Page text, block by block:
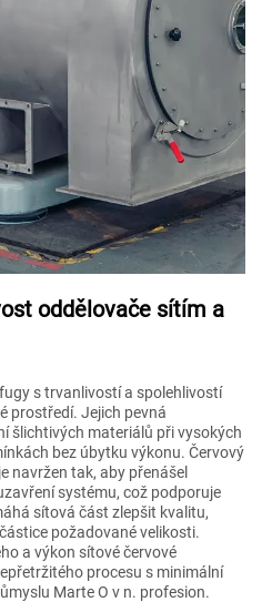
oddělovače sítím a
s trvanlivostí a spolehlivostí
prostředí. Jejich pevná
šlichtivých materiálů při vysokých
bez úbytku výkonu. Červový
navržen tak, aby přenášel
systému, což podporuje
sítová část zlepšit kvalitu,
požadované velikosti.
a výkon sítové červové
procesu s minimální
Marte O v n. profesion.